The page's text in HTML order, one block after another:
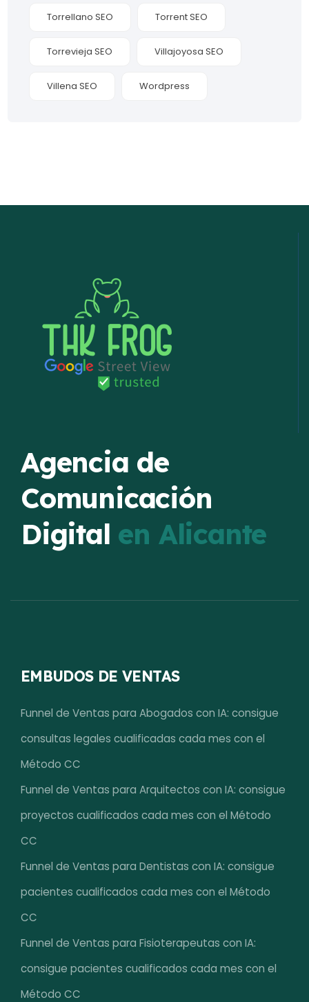
Torrellano SEO Torrent SEO
Torrevieja SEO Villajoyosa SEO
Villena SEO Wordpress
Agencia de
Comunicación
Digital en Alicante
EMBUDOS DE VENTAS
Funnel de Ventas para Abogados con IA: consigue
consultas legales cualificadas cada mes con el
Método CC
Funnel de Ventas para Arquitectos con IA: consigue
proyectos cualificados cada mes con el Método
CC
Funnel de Ventas para Dentistas con IA: consigue
pacientes cualificados cada mes con el Método
CC
Funnel de Ventas para Fisioterapeutas con IA:
consigue pacientes cualificados cada mes con el
Método CC